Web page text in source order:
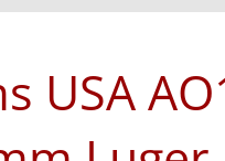
USA